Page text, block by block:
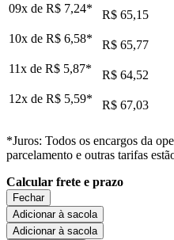
09x de R$ 7,24*
R$ 65,15
10x de R$ 6,58*
R$ 65,77
11x de R$ 5,87*
R$ 64,52
12x de R$ 5,59* R$ 67,03
*Juros: Todos os encargos da
parcelamento e outras tarifas
Calcular frete e prazo
Fechar
Adicionar à sacola
Adicionar à sacola